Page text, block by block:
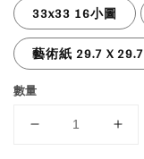
33x33 16小圖
藝術紙 29.7 X 29.7
數量